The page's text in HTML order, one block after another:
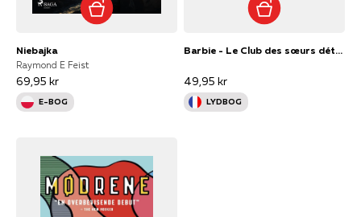
Niebajka
Raymond E Feist
69,95 kr
E-BOG
Barbie - Le Club des sœurs détectives 2 - La Promenade hantée
49,95 kr
LYDBOG